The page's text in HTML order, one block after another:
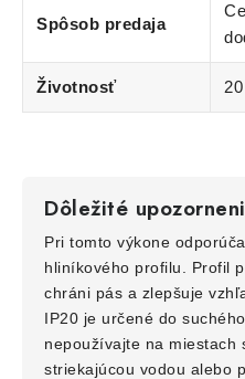
Spôsob predaja
Životnosť
Dôležité
Pri tomto výkone
hliníkového profilu. Profil
chráni pás a zlepšuje
IP20 je určené do
nepoužívajte na miestach
striekajúcou vodou alebo